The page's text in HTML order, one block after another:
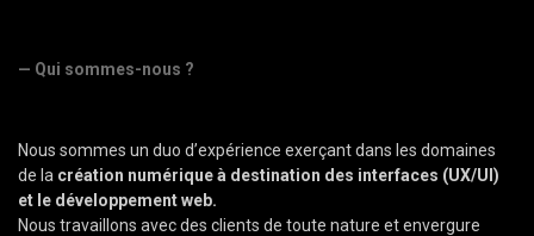
— Qui sommes-nous ?
Nous sommes un duo d’expérience exerçant dans les domaines
de la création numérique à destination des interfaces (UX/UI)
et le développement web.
Nous travaillons avec des clients de toute nature et envergure